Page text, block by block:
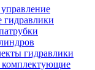
гидравлики